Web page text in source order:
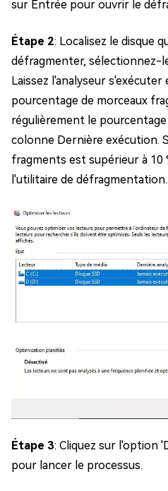
sur Entrée pour ouvrir le
Étape 2: Localisez le disque
défragmenter, sélectionnez-
Laissez l'analyseur s'exécuter
pourcentage de morceaux
régulièrement le
colonne Dernière exécution.
fragments est supérieur à 10
l'utilitaire de défragmentation.
Étape 3: Cliquez sur l'option
pour lancer le processus.